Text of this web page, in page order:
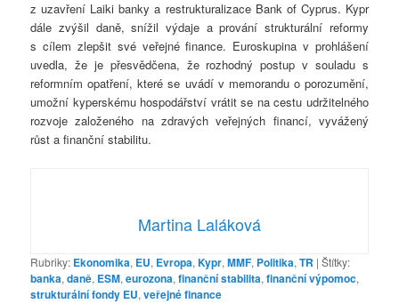
z uzavření Laiki banky a restrukturalizace Bank of Cyprus. Kypr
dále zvýšil daně, snížil výdaje a prování strukturální reformy
s cílem zlepšit své veřejné finance. Euroskupina v prohlášení
uvedla, že je přesvědčena, že rozhodný postup v souladu s
reformním opatření, které se uvádí v memorandu o porozumění,
umožní kyperskému hospodářství vrátit se na cestu udržitelného
rozvoje založeného na zdravých veřejných financí, vyvážený
růst a finanční stabilitu.
Martina Laláková
Rubriky: Ekonomika, EU, Evropa,Kypr,MMF, Politika,TR |Štítky:
banka,daně, ESM,eurozona,finanční stabilita,finanční výpomoc,
strukturální fondy EU,veřejné finance